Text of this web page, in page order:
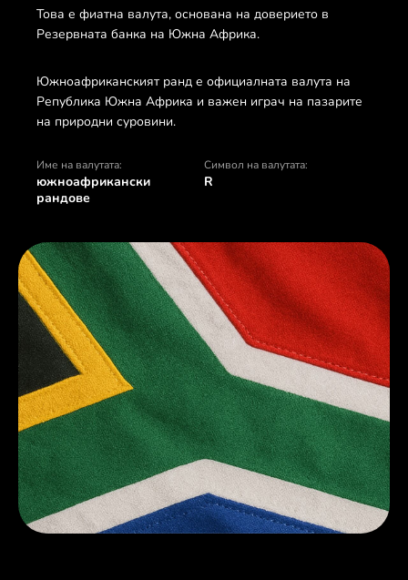
Това е фиатна валута, основана на доверието в
Резервната банка на Южна Африка.
Южноафриканският ранд е официалната валута на
Република Южна Африка и важен играч на пазарите
на природни суровини.
Име на валутата:
южноафрикански
рандове
Символ на валутата:
R